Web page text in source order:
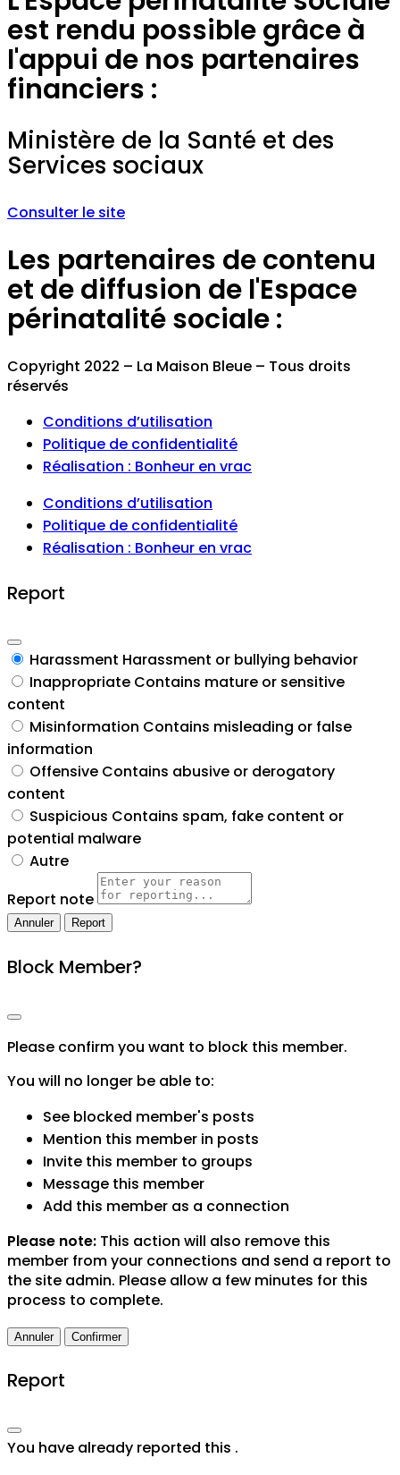
est rendu possible grâce à
l'appui de nos partenaires
financiers :
Ministère de la Santé et des
Services sociaux
Consulter le site
Les partenaires de contenu
et de diffusion de l'Espace
périnatalité sociale :
Copyright 2022 – La Maison Bleue – Tous droits
réservés
Conditions d’utilisation
Politique de confidentialité
Réalisation : Bonheur en vrac
Conditions d’utilisation
Politique de confidentialité
Réalisation : Bonheur en vrac
Report
Harassment Harassment or bullying behavior
Inappropriate Contains mature or sensitive
content
Misinformation Contains misleading or false
information
Offensive Contains abusive or derogatory
content
Suspicious Contains spam, fake content or
potential malware
Autre
Report note
Report
Block Member?
Please confirm you want to block this member.
You will no longer be able to:
See blocked member's posts
Mention this member in posts
Invite this member to groups
Message this member
Add this member as a connection
Please note: This action will also remove this
member from your connections and send a report to
the site admin. Please allow a few minutes for this
process to complete.
Confirmer
Report
You have already reported this .